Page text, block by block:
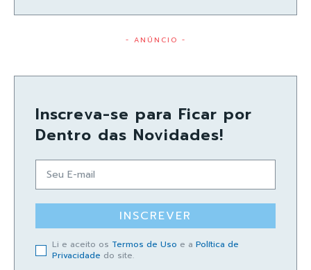
- ANÚNCIO -
Inscreva-se para Ficar por
Dentro das Novidades!
INSCREVER
Li e aceito os Termos de Uso e a Política de
Privacidade do site.